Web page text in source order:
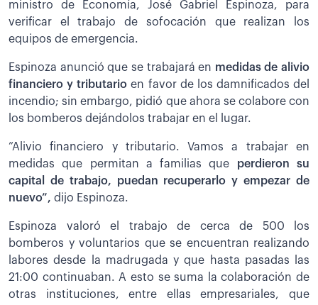
ministro de Economía, José Gabriel Espinoza, para
verificar el trabajo de sofocación que realizan los
equipos de emergencia.
Espinoza anunció que se trabajará en medidas de alivio
financiero y tributarioen favor de los damnificados del
incendio; sin embargo, pidió que ahora se colabore con
los bomberos dejándolos trabajar en el lugar.
”Alivio financiero y tributario. Vamos a trabajar en
medidas que permitan a familias que perdieron su
capital de trabajo, puedan recuperarlo y empezar de
nuevo”, dijo Espinoza.
Espinoza valoró el trabajo de cerca de 500 los
bomberos y voluntarios que se encuentran realizando
labores desde la madrugada y que hasta pasadas las
21:00 continuaban. A esto se suma la colaboración de
otras instituciones, entre ellas empresariales, que